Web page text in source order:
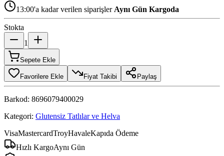
13:00'a kadar verilen siparişler Aynı Gün Kargoda
Stokta
1
Sepete Ekle
Favorilere Ekle Fiyat Takibi Paylaş
Barkod: 8696079400029
Kategori: Glutensiz Tatlılar ve Helva
VisaMastercardTroyHavaleKapıda Ödeme
Hızlı KargoAynı Gün